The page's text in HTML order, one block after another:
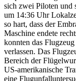
sich zwei Piloten und
um 14:36 Uhr
so hart, dass der
Maschine endete
konnten das
verlassen. Das
Bereich der
US-amerikanische
eine